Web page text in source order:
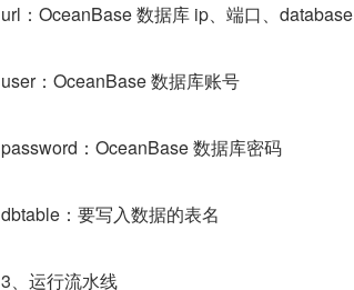
url：OceanBase 数据库 ip、端口、database
user：OceanBase 数据库账号
password：OceanBase 数据库密码
dbtable：要写入数据的表名
3、运行流水线